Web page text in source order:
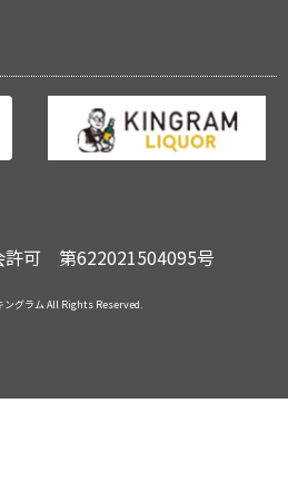
許可 第622021504095号
グラム All Rights Reserved.